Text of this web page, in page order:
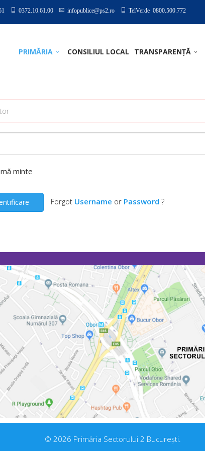
0372.10.61.00 infopublice@ps2.ro TelVerde 0800.500.772
PRIMĂRIA CONSILIUL LOCAL TRANSPARENȚĂ
minte
Forgot Username or Password ?
© 2026 Primăria Sectorului 2 București.